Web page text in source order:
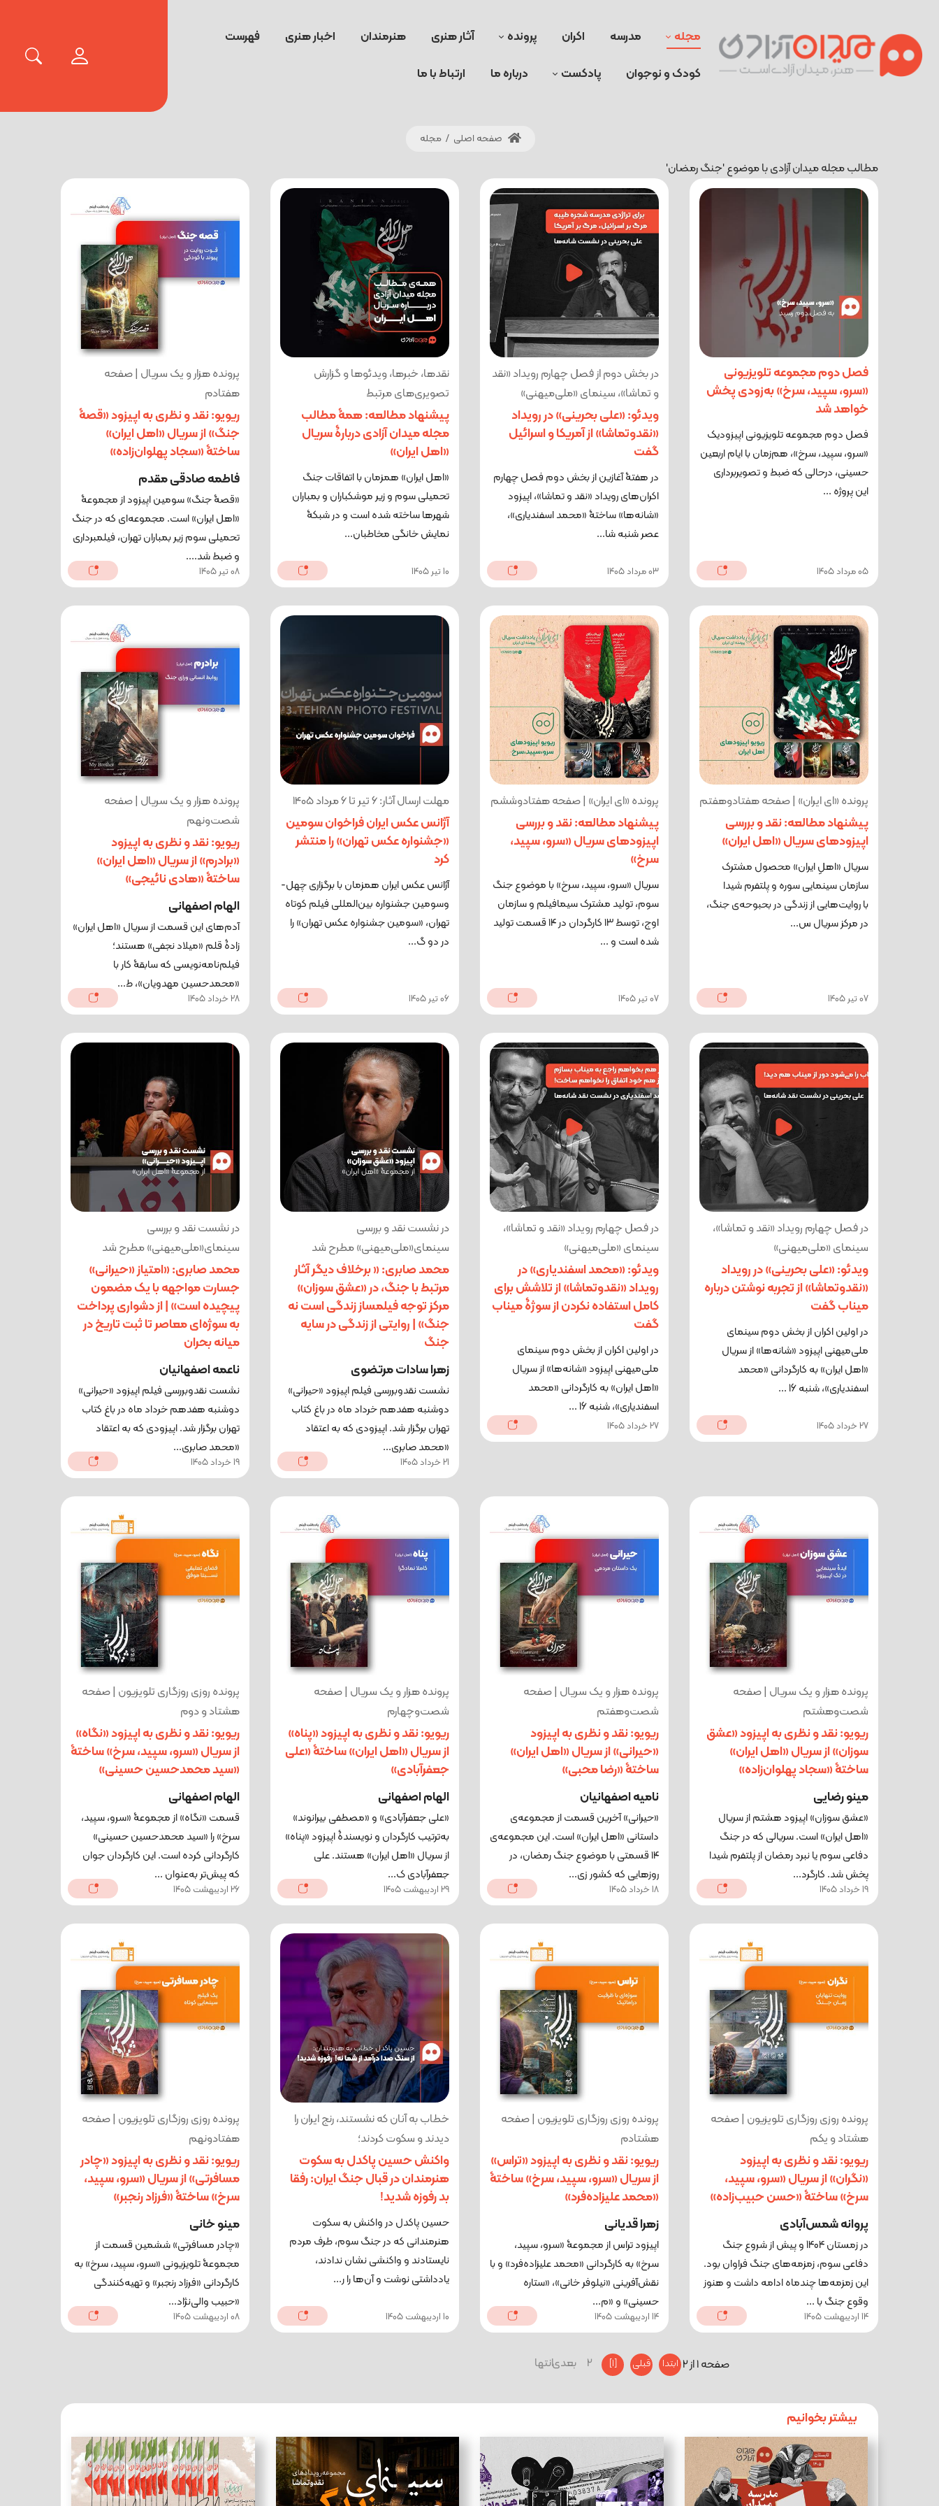
مجله مدرسه اکران پرونده آثار هنری هنرمندان اخبار هنری فهرست
کودک و نوجوان پادکست درباره ما ارتباط با ما
صفحه اصلی / مجله
مطالب مجله میدان آزادی با موضوع 'جنگ رمضان'
فصل دوم مجموعه تلویزیونی
«سرو، سپید، سرخ» به‌زودی پخش
خواهد شد
فصل دوم مجموعه تلویزیونی اپیزودیک
«سرو، سپید، سرخ»، هم‌زمان با ایام اربعین
حسینی، درحالی که ضبط و تصویربرداری
این پروژه ...
05 مرداد 1405
در بخش دوم از فصل چهارم رویداد «نقد
و تماشا»، سینمای «ملی‌میهنی»
ویدئو: «علی بحرینی» در رویداد
«نقدوتماشا» از آمریکا و اسرائیل
گفت
در هفتۀ آغازین از بخش دوم فصل چهارم
اکران‌های رویداد «نقد و تماشا»، اپیزود
«شانه‌ها» ساختۀ «محمد اسفندیاری»،
عصر شنبه شا...
03 مرداد 1405
نقدها، خبرها، ویدئوها و گزارش
تصویری‌های مرتبط
پیشنهاد مطالعه: همۀ مطالب
مجله میدان آزادی دربارۀ سریال
«اهل ایران»
«اهل ایران» همزمان با اتفاقات جنگ
تحمیلی سوم و زیر موشکباران و بمباران
شهرها ساخته شده است و در شبکۀ
نمایش خانگی مخاطبان...
10 تیر 1405
پرونده هزار و یک سریال | صفحه
هفتادم
ریویو: نقد و نظری به اپیزود «قصۀ
جنگ» از سریال «اهل ایران»
ساختۀ «سجاد پهلوان‌زاده»
فاطمه صادقی مقدم
«قصۀ جنگ» سومین اپیزود از مجموعۀ
«اهل ایران» است. مجموعه‌ای که در جنگ
تحمیلی سوم زیر بمباران تهران، فیلمبرداری
و ضبط شد....
08 تیر 1405
پرونده «ای ایران» | صفحه هفتادوهفتم
پیشنهاد مطالعه: نقد و بررسی
اپیزودهای سریال «اهل ایران»
سریال «اهلِ ایران» محصول مشترک
سازمان سینمایی سوره و پلتفرم شیدا
با روایت‌هایی از زندگی در بحبوحه‌ی جنگ،
در مرکز سریال س...
07 تیر 1405
پرونده «ای ایران» | صفحه هفتادوششم
پیشنهاد مطالعه: نقد و بررسی
اپیزودهای سریال «سرو، سپید،
سرخ»
سریال «سرو، سپید، سرخ» با موضوع جنگ
سوم، تولید مشترک سیمافیلم و سازمان
اوج، توسط ۱۳ کارگردان در ۱۴ قسمت تولید
شده است و ...
07 تیر 1405
مهلت ارسال آثار: 6 تیر تا 6 مرداد 1405
آژانس عکس ایران فراخوان سومین
«جشنواره عکس تهران» را منتشر
کرد
آژانس عکس ایران همزمان با برگزاری چهل‌­
و­سومین جشنواره بین‌المللی فیلم کوتاه
تهران، «سومین جشنواره عکس تهران» را
در دو گ...
06 تیر 1405
پرونده هزار و یک سریال | صفحه
شصت‌ونهم
ریویو: نقد و نظری به اپیزود
«برادرم» از سریال «اهل ایران»
ساختۀ «هادی نائیجی»
الهام اصفهانی
آدم‌های این قسمت از سریال «اهل ایران»
زادۀ قلم «میلاد نجفی» هستند؛
فیلم‌نامه‌نویسی که سابقۀ کار با
«محمدحسین مهدویان»، ط...
28 خرداد 1405
در فصل چهارم رویداد «نقد و تماشا»،
سینمای «ملی‌میهنی»
ویدئو: «علی بحرینی» در رویداد
«نقدوتماشا» از تجربه نوشتن درباره
میناب گفت
در اولین اکران از بخش دوم سینمای
ملی‌میهنی اپیزود «شانه‌ها» از سریال
«اهل ایران» به کارگردانی «محمد
اسفندیاری»، شنبه 16 ...
27 خرداد 1405
در فصل چهارم رویداد «نقد و تماشا»،
سینمای «ملی‌میهنی»
ویدئو: «محمد اسفندیاری» در
رویداد «نقدوتماشا» از تلاشش برای
کامل استفاده نکردن از سوژۀ میناب
گفت
در اولین اکران از بخش دوم سینمای
ملی‌میهنی اپیزود «شانه‌ها» از سریال
«اهل ایران» به کارگردانی «محمد
اسفندیاری»، شنبه 16 ...
27 خرداد 1405
در نشست نقد و بررسی
سینمای«ملی‌میهنی» مطرح شد
محمد صابری: « برخلاف دیگر آثار
مرتبط با جنگ، در «عشق سوزان»
مرکز توجه فیلمساز زندگی است نه
جنگ» | روایتی از زندگی در سایه
جنگ
زهرا سادات مرتضوی
نشست نقدوبررسی فیلم اپیزود «حیرانی»
دوشنبه هفدهم خرداد ماه در باغ کتاب
تهران برگزار شد. اپیزودی که به اعتقاد
«محمد صابری...
21 خرداد 1405
در نشست نقد و بررسی
سینمای«ملی‌میهنی» مطرح شد
محمد صابری: «امتیاز «حیرانی»
جسارت مواجهه با یک مضمون
پیچیده است» | از دشواری پرداخت
به سوژه‌ای معاصر تا ثبت تاریخ در
میانه بحران
ناعمه اصفهانیان
نشست نقدوبررسی فیلم اپیزود «حیرانی»
دوشنبه هفدهم خرداد ماه در باغ کتاب
تهران برگزار شد. اپیزودی که به اعتقاد
«محمد صابری...
19 خرداد 1405
پرونده هزار و یک سریال | صفحه
شصت‌وهشتم
ریویو: نقد و نظری به اپیزود «عشق
سوزان» از سریال «اهل ایران»
ساختۀ «سجاد پهلوان‌زاده»
مینو رضایی
«عشق سوزان» اپیزود هشتم از سریال
«اهل ایران» است. سریالی که در جنگ
دفاعی سوم یا نبرد رمضان از پلتفرم شیدا
پخش شد. کارگرد...
19 خرداد 1405
پرونده هزار و یک سریال | صفحه
شصت‌وهفتم
ریویو: نقد و نظری به اپیزود
«حیرانی» از سریال «اهل ایران»
ساختۀ «رضا محبی»
نامیه اصفهانیان
«حیرانی» آخرین قسمت از مجموعه‌ی
داستانی «اهل ایران» است. این مجموعه‌ی
۱۴ قسمتی با موضوع جنگ رمضان، در
روزهایی که کشور زی...
18 خرداد 1405
پرونده هزار و یک سریال | صفحه
شصت‌وچهارم
ریویو: نقد و نظری به اپیزود «پناه»
از سریال «اهل ایران» ساختۀ «علی
جعفرآبادی»
الهام اصفهانی
«علی جعفرآبادی» و «مصطفی بیرانوند»
به‌ترتیب کارگردان و نویسندۀ اپیزود «پناه»
از سریال «اهل ایران» هستند. علی
جعفرآبادی ک...
29 اردیبهشت 1405
پرونده روزی روزگاری تلویزیون | صفحه
هشتاد و دوم
ریویو: نقد و نظری به اپیزود «نگاه»
از سریال «سرو، سپید، سرخ» ساختۀ
«سید محمدحسین حسینی»
الهام اصفهانی
قسمت «نگاه» از مجموعۀ «سرو، سپید،
سرخ» را «سید محمدحسین حسینی»
کارگردانی کرده است. این کارگردان جوان
که پیش‌تر به‌عنوان ...
26 اردیبهشت 1405
پرونده روزی روزگاری تلویزیون | صفحه
هشتاد و یکم
ریویو: نقد و نظری به اپیزود
«نگران» از سریال «سرو، سپید،
سرخ» ساختۀ «حسن حبیب‌زاده»
پروانه شمس‌آبادی
در زمستان 1404 و پیش از شروع جنگ
دفاعی سوم، زمزمه‌های جنگ فراوان بود.
این زمزمه‌ها چندماه ادامه داشت و هنوز
وقوع جنگ با ...
14 اردیبهشت 1405
پرونده روزی روزگاری تلویزیون | صفحه
هشتادم
ریویو: نقد و نظری به اپیزود «تراس»
از سریال «سرو، سپید، سرخ» ساختۀ
«محمد علیزاده‌فرد»
زهرا قدیانی
اپیزود تراس از مجموعۀ «سرو، سپید،
سرخ» به کارگردانی «محمد علیزاده‌فرد» و با
نقش‌آفرینی «نیلوفر خانی»، «ستاره
حسینی» و «م...
14 اردیبهشت 1405
خطاب به آنان که نشستند، رنج ایران را
دیدند و سکوت کردند؛
واکنش حسین پاکدل به سکوت
هنرمندان در قبال جنگ ایران: رفقا
بد رفوزه شدید!
حسین پاکدل در واکنش به سکوت
هنرمندانی که در جنگ سوم، طرف مردم
نایستادند و واکنشی نشان ندادند،
یادداشتی نوشت و آن‌ها را ر...
10 اردیبهشت 1405
پرونده روزی روزگاری تلویزیون | صفحه
هفتادونهم
ریویو: نقد و نظری به اپیزود «چادر
مسافرتی» از سریال «سرو، سپید،
سرخ» ساختۀ «فرزاد رنجبر»
مینو خانی
«چادر مسافرتی» ششمین قسمت از
مجموعۀ ‌تلویزیونی «سرو، سپید، سرخ» به
کارگردانی «فرزاد رنجبر» و تهیه‌کنندگی
«حبیب والی‌نژاد...
08 اردیبهشت 1405
صفحه 1 از 2 ابتدا قبلی [1]
2 بعدیانتها
بیشتر بخوانیم